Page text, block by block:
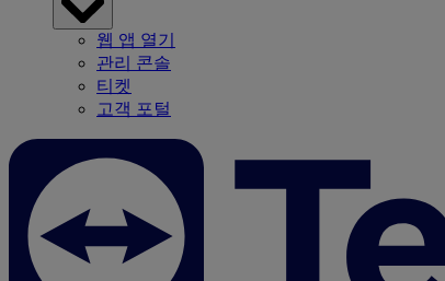
웹 앱 열기
관리 콘솔
티켓
고객 포털